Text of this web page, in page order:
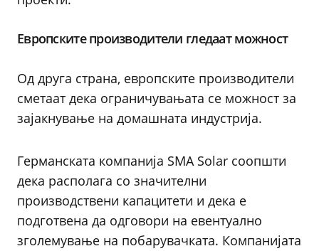
Европските производители гледаат можност
Од друга страна, европските производители
сметаат дека ограничувањата се можност за
зајакнување на домашната индустрија.
Германската компанија SMA Solar соопшти
дека располага со значителни
производствени капацитети и дека е
подготвена да одговори на евентуално
зголемување на побарувачката. Компанијата